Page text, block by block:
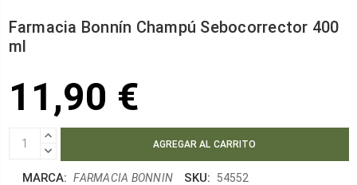
Farmacia Bonnín Champú Sebocorrector 400
ml
11,90 €
AUMENTAR
CANTIDAD:
DISMINUIR
MARCA: FARMACIA BONNIN SKU: 54552